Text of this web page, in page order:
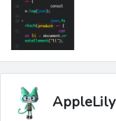
AppleLily